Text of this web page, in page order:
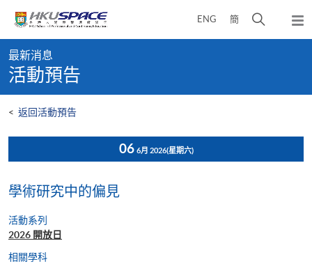
content
ENG 簡
開
彈
出
content
start
最新消息
活動預告
< 返回活動預告
06 6月 2026(星期六)
學術研究中的偏見
活動系列
2026 開放日
相關學科